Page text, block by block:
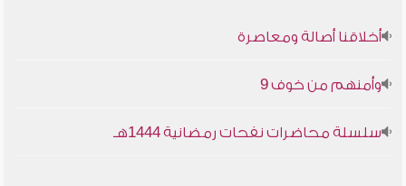
أخلاقنا أصالة ومعاصرة
وأمنهم من خوف 9
سلسلة محاضرات نفحات رمضانية 1444هـ